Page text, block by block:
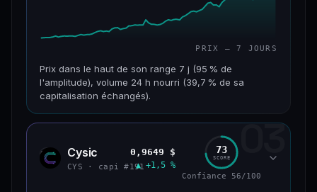
PRIX — 7 JOURS
Prix dans le haut de son range 7 j (95 % de
l'amplitude), volume 24 h nourri (39,7 % de sa
capitalisation échangés).
CAP. MARCHÉ VOLUME 24 H
VAR. 7 J VAR. 30 J
+203,1 %
03
CYS Cysic
CYS · capi #191
0,9649 $
▲ +1,5 %
73
SCORE
Confiance 56/100